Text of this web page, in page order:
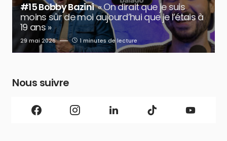
#15 Bobby Bazini « On dirait que je suis
moins sûr de moi aujourd’hui que je l’étais à
19 ans »
29 mai 2026 1 minutes de lecture
Nous suivre